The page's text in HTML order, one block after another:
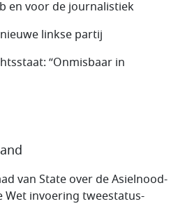
en voor de journalistiek
linkse partij
“Onmisbaar in
van State over de Asielnood­
Wet invoering tweestatus­